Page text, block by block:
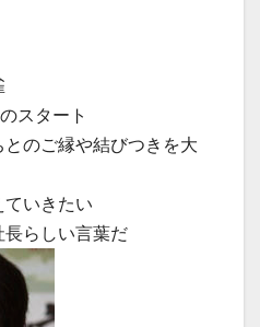
スタート
のご縁や結びつきを大
ていきたい
長らしい言葉だ